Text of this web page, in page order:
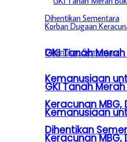
GKI Tanah
Kemanusiaan
Keracunan
Dihentikan
GKI Tanah
Kemanusiaan
Keracunan